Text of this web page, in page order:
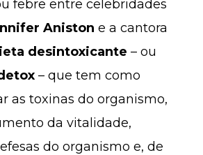
febre entre celebridades
Aniston e a cantora
desintoxicante – ou
– que tem como
as toxinas do organismo,
da vitalidade,
do organismo e, de